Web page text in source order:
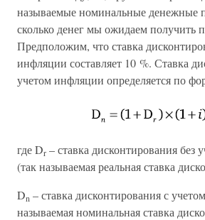
называемые номинальные денежные
сколько денег мы ожидаем получить
Предположим, что ставка
инфляции составляет 10 %. Ставка
учетом инфляции определяется по
где Dr – ставка дисконтирования без
(так называемая реальная ставка
Dn – ставка дисконтирования с
называемая номинальная ставка